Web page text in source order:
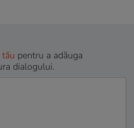
pentru a adăuga
dialogului.